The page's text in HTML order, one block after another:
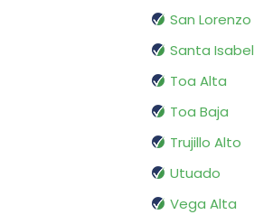
San Lorenzo
Santa Isabel
Toa Alta
Toa Baja
Trujillo Alto
Utuado
Vega Alta